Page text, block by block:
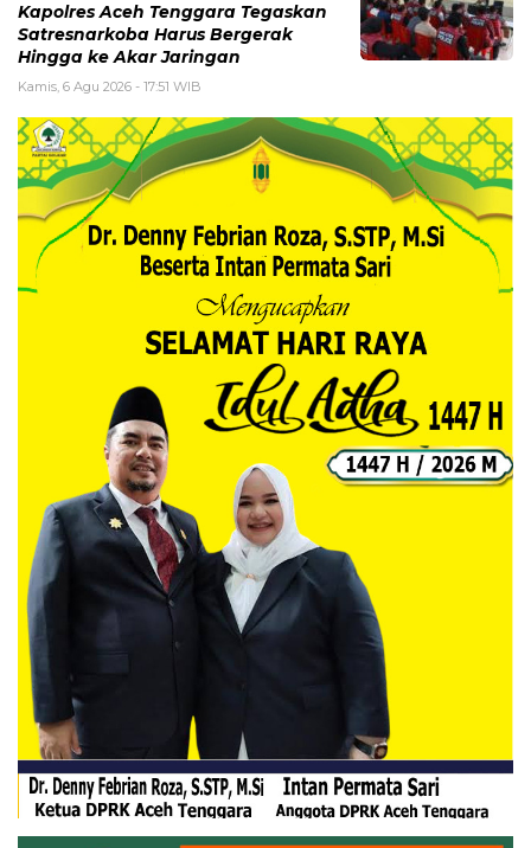
Kapolres Aceh Tenggara Tegaskan
Satresnarkoba Harus Bergerak
Hingga ke Akar Jaringan
Kamis, 6 Agu 2026 - 17:51 WIB